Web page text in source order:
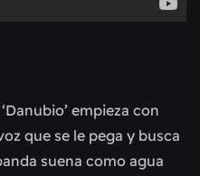
empieza con
que se le pega y busca
suena como agua